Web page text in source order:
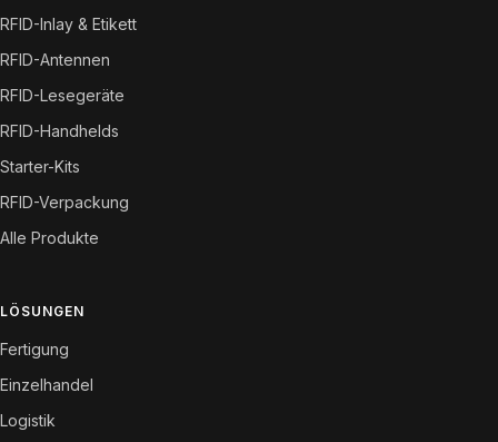
RFID-Inlay & Etikett
RFID-Antennen
RFID-Lesegeräte
RFID-Handhelds
Starter-Kits
RFID-Verpackung
Alle Produkte
LÖSUNGEN
Fertigung
Einzelhandel
Logistik